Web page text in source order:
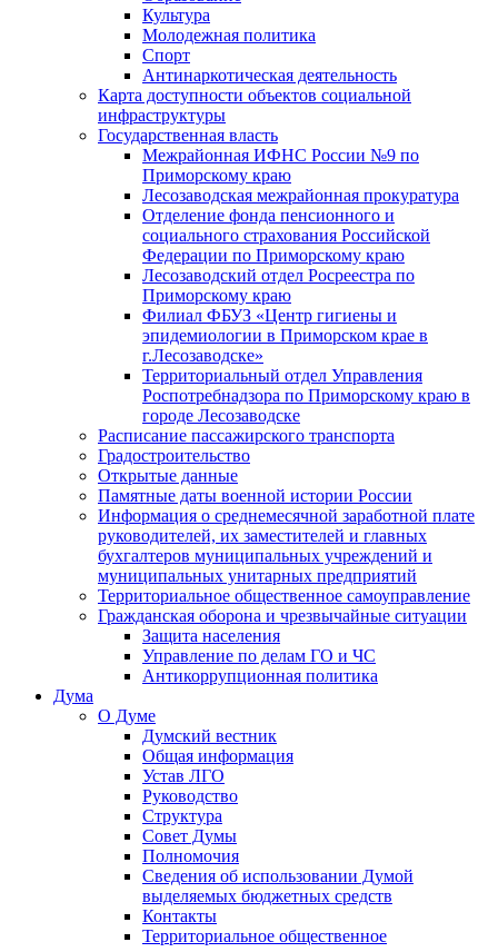
Культура
Молодежная политика
Спорт
Антинаркотическая деятельность
Карта доступности объектов социальной
инфраструктуры
Государственная власть
Межрайонная ИФНС России №9 по
Приморскому краю
Лесозаводская межрайонная прокуратура
Отделение фонда пенсионного и
социального страхования Российской
Федерации по Приморскому краю
Лесозаводский отдел Росреестра по
Приморскому краю
Филиал ФБУЗ «Центр гигиены и
эпидемиологии в Приморском крае в
г.Лесозаводске»
Территориальный отдел Управления
Роспотребнадзора по Приморскому краю в
городе Лесозаводске
Расписание пассажирского транспорта
Градостроительство
Открытые данные
Памятные даты военной истории России
Информация о среднемесячной заработной плате
руководителей, их заместителей и главных
бухгалтеров муниципальных учреждений и
муниципальных унитарных предприятий
Территориальное общественное самоуправление
Гражданская оборона и чрезвычайные ситуации
Защита населения
Управление по делам ГО и ЧС
Антикоррупционная политика
Дума
О Думе
Думский вестник
Общая информация
Устав ЛГО
Руководство
Структура
Совет Думы
Полномочия
Сведения об использовании Думой
выделяемых бюджетных средств
Контакты
Территориальное общественное